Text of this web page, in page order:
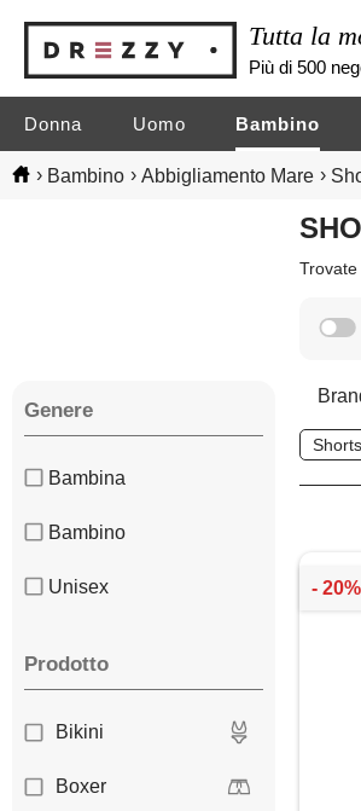
Tutta la
Più di 500
Donna Uomo Bambino
› Bambino › Abbigliamento Mare ›
Genere
Bambina
Bambino
Unisex
Prodotto
Bikini
Boxer
Shorts